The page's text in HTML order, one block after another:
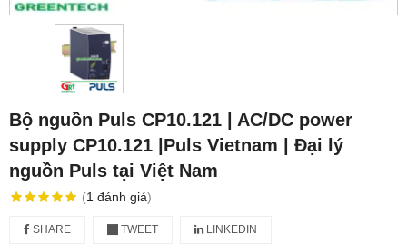
Bộ nguồn Puls CP10.121 | AC/DC power
supply CP10.121 |Puls Vietnam | Đại lý
nguồn Puls tại Việt Nam
(1 đánh giá)
SHARE TWEET LINKEDIN